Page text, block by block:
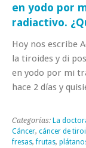
en yodo por
radiactivo.
Hoy nos escribe
la tiroides y di
en yodo por mi
hace 2 días y
Categorías: La
Cáncer, cáncer de
fresas,frutas,